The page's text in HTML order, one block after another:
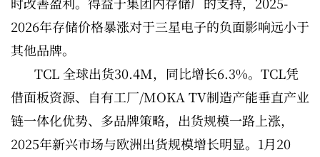
2026年存储价格暴涨对于三星电子的负面影响远小于
其他品牌。
TCL 全球出货30.4M，同比增长6.3%。TCL凭
借面板资源、自有工厂/MOKA TV制造产能垂直产业
链一体化优势、多品牌策略，出货规模一路上涨，
2025年新兴市场与欧洲出货规模增长明显。1月20